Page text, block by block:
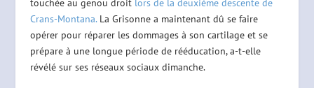
touchée au genou droit lors de la deuxième descente de
Crans-Montana.La Grisonne a maintenant dû se faire
opérer pour réparer les dommages à son cartilage et se
prépare à une longue période de rééducation, a-t-elle
révélé sur ses réseaux sociaux dimanche.